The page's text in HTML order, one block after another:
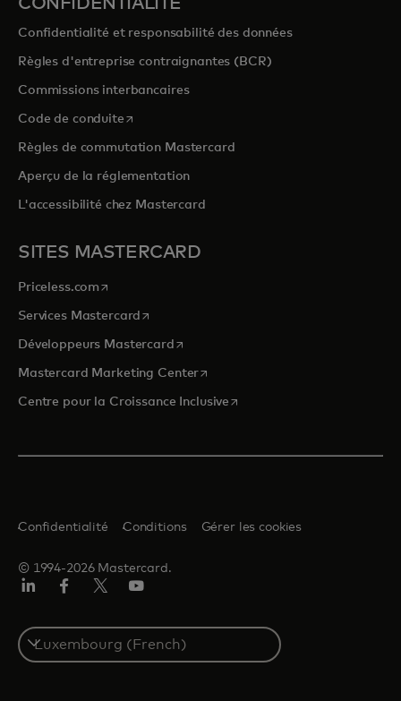
CONFIDENTIALITÉ
Confidentialité et responsabilité des données
Règles d'entreprise contraignantes (BCR)
Commissions interbancaires
Code de conduites’ouvre dans un nouvel onglet
Règles de commutation Mastercard
Aperçu de la réglementation
L'accessibilité chez Mastercard
SITES MASTERCARD
Priceless.com s’ouvre dans un nouvel onglet
Services Mastercard s’ouvre dans un nouvel onglet
Développeurs Mastercards’ouvre dans un nouvel onglet
Mastercard Marketing Centers’ouvre dans un nouvel onglet
Centre pour la Croissance Inclusive s’ouvre dans un nouvel
© 1994-2026 Mastercard.
Confidentialité Conditions Gérer les cookies
Select
a
country